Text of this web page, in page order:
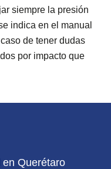
siempre la presión
indica en el manual
de tener dudas
por impacto que
Querétaro